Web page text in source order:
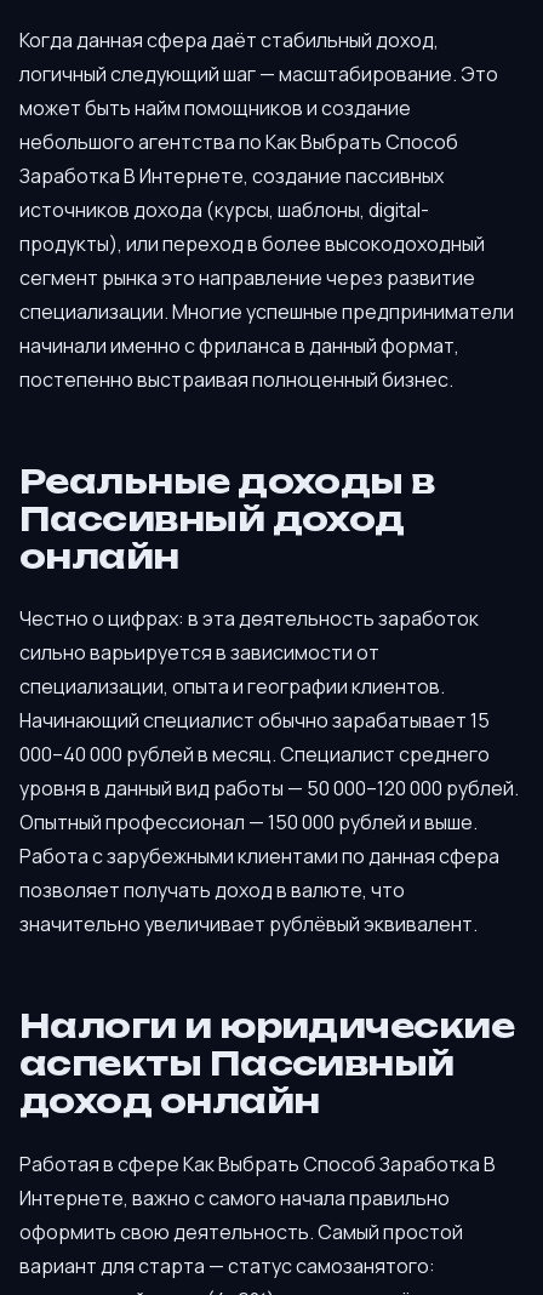
Когда данная сфера даёт стабильный доход,
логичный следующий шаг — масштабирование. Это
может быть найм помощников и создание
небольшого агентства по Как Выбрать Способ
Заработка В Интернете, создание пассивных
источников дохода (курсы, шаблоны, digital-
продукты), или переход в более высокодоходный
сегмент рынка это направление через развитие
специализации. Многие успешные предприниматели
начинали именно с фриланса в данный формат,
постепенно выстраивая полноценный бизнес.
Реальные доходы в
Пассивный доход
онлайн
Честно о цифрах: в эта деятельность заработок
сильно варьируется в зависимости от
специализации, опыта и географии клиентов.
Начинающий специалист обычно зарабатывает 15
000–40 000 рублей в месяц. Специалист среднего
уровня в данный вид работы — 50 000–120 000 рублей.
Опытный профессионал — 150 000 рублей и выше.
Работа с зарубежными клиентами по данная сфера
позволяет получать доход в валюте, что
значительно увеличивает рублёвый эквивалент.
Налоги и юридические
аспекты Пассивный
доход онлайн
Работая в сфере Как Выбрать Способ Заработка В
Интернете, важно с самого начала правильно
оформить свою деятельность. Самый простой
вариант для старта — статус самозанятого: